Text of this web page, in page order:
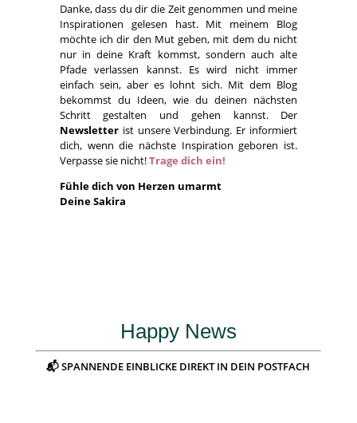
Danke, dass du dir die Zeit genommen und meine
Inspirationen gelesen hast. Mit meinem Blog
möchte ich dir den Mut geben, mit dem du nicht
nur in deine Kraft kommst, sondern auch alte
Pfade verlassen kannst. Es wird nicht immer
einfach sein, aber es lohnt sich. Mit dem Blog
bekommst du Ideen, wie du deinen nächsten
Schritt gestalten und gehen kannst. Der
Newsletterist unsere Verbindung. Er informiert
dich, wenn die nächste Inspiration geboren ist.
Verpasse sie nicht!Trage dich ein!
Fühle dich von Herzen umarmt
Deine Sakira
Happy News
📬 SPANNENDE EINBLICKE DIREKT IN DEIN POSTFACH